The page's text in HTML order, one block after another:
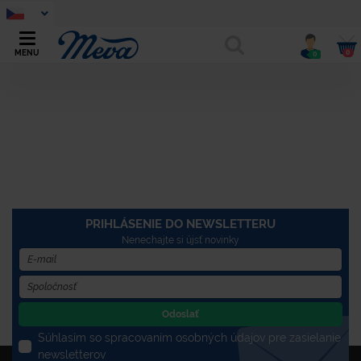
MENU 0 0
PRIHLÁSENIE DO NEWSLETTERU
Nenechajte si újsť novinky
Odoslať
Súhlasím so spracovaním osobných údajov pre zasielanie
newsletterov